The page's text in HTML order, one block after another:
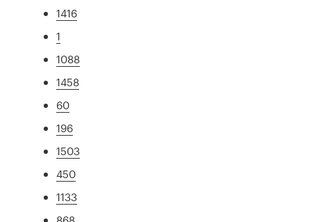
1416
1
1088
1458
60
196
1503
450
1133